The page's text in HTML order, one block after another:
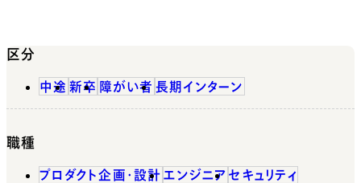
区分
中途 新卒 障がい者 長期インターン
職種
プロダクト企画・設計 エンジニア セキュリティ